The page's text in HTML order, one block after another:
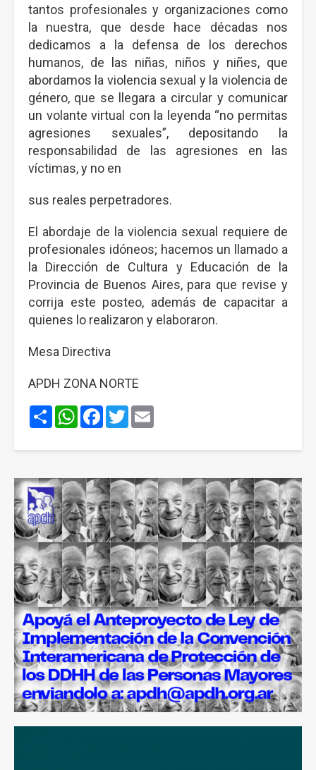
tantos profesionales y organizaciones como
la nuestra, que desde hace décadas nos
dedicamos a la defensa de los derechos
humanos, de las niñas, niños y niñes, que
abordamos la violencia sexual y la violencia de
género, que se llegara a circular y comunicar
un volante virtual con la leyenda “no permitas
agresiones sexuales”, depositando la
responsabilidad de las agresiones en las
víctimas, y no en
sus reales perpetradores.
El abordaje de la violencia sexual requiere de
profesionales idóneos; hacemos un llamado a
la Dirección de Cultura y Educación de la
Provincia de Buenos Aires, para que revise y
corrija este posteo, además de capacitar a
quienes lo realizaron y elaboraron.
Mesa Directiva
APDH ZONA NORTE
ShareWhatsApp
Facebook
Twitter